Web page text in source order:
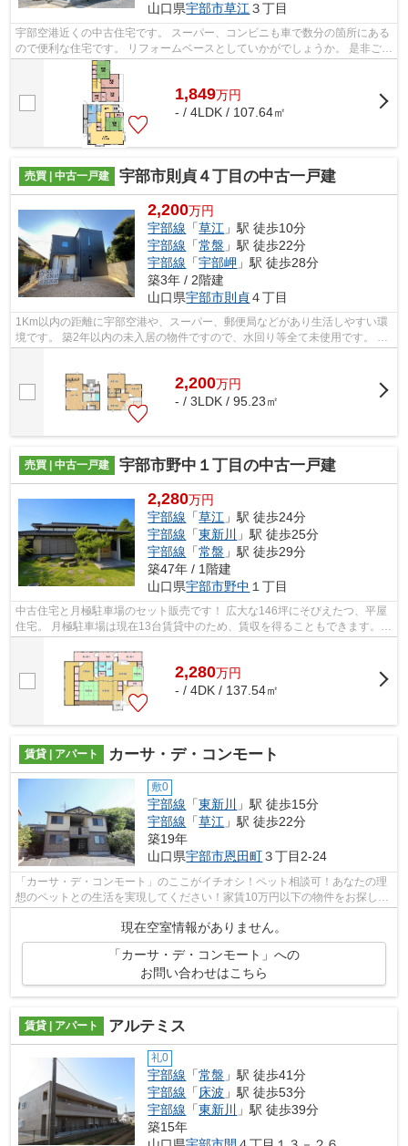
山口県宇部市草江３丁目
宇部空港近くの中古住宅です。 スーパー、コンビニも車で数分の箇所にある
ので便利な住宅です。 リフォームベースとしていかがでしょうか。 是非ご検
1,849万円
- / 4LDK / 107.64㎡
売買 | 中古一戸建 宇部市則貞４丁目の中古一戸建
2,200万円
宇部線 「草江 」駅 徒歩10分
宇部線 「常盤 」駅 徒歩22分
宇部線 「宇部岬 」駅 徒歩28分
築3年 / 2階建
山口県宇部市則貞４丁目
1Km以内の距離に宇部空港や、スーパー、郵便局などがあり生活しやすい環
境です。 築2年以内の未入居の物件ですので、水回り等全て未使用です。 小
2,200万円
- / 3LDK / 95.23㎡
売買 | 中古一戸建 宇部市野中１丁目の中古一戸建
2,280万円
宇部線 「草江 」駅 徒歩24分
宇部線 「東新川
」駅 徒歩25分
宇部線 「常盤 」駅 徒歩29分
築47年 / 1階建
山口県宇部市野中 １丁目
中古住宅と月極駐車場のセット販売です！ 広大な146坪にそびえたつ、平屋
住宅。 月極駐車場は現在13台賃貸中のため、賃収を得ることもできます。
2,280万円
- / 4DK / 137.54㎡
賃貸 | アパート カーサ・デ・コンモート
敷0
宇部線 「東新川
」駅 徒歩15分
宇部線 「草江 」駅 徒歩22分
築19年
山口県宇部市恩田町３丁目2-24
「カーサ・デ・コンモート」のここがイチオシ！ペット相談可！あなたの理
想のペットとの生活を実現してください！家賃10万円以下の物件をお探しの
お客様におすすめです！1LDKは、多く...
現在空室情報がありません。
「カーサ・デ・コンモート」への
お問い合わせはこちら
賃貸 | アパート アルテミス
礼0
宇部線 「常盤 」駅 徒歩41分
宇部線 「床波 」駅 徒歩53分
宇部線 「東新川 」駅 徒歩39分
築15年